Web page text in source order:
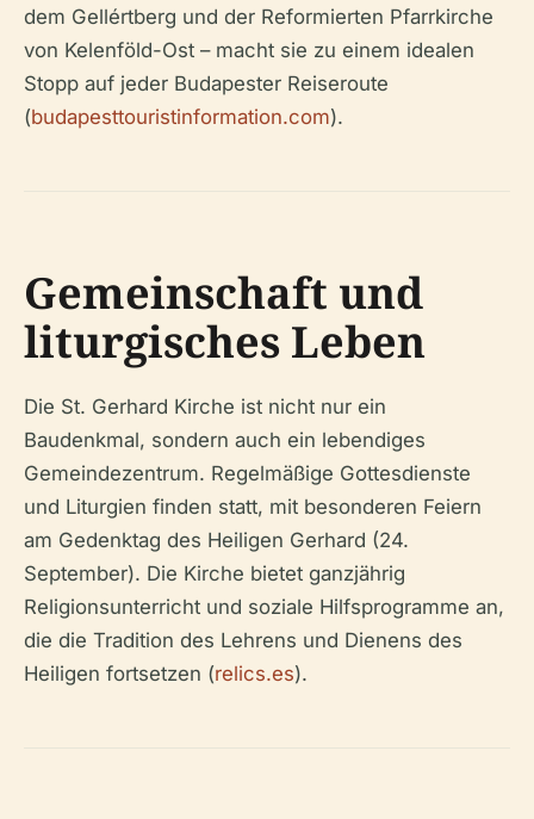
dem Gellértberg und der Reformierten Pfarrkirche
von Kelenföld-Ost – macht sie zu einem idealen
Stopp auf jeder Budapester Reiseroute
(budapesttouristinformation.com).
Gemeinschaft und
liturgisches Leben
Die St. Gerhard Kirche ist nicht nur ein
Baudenkmal, sondern auch ein lebendiges
Gemeindezentrum. Regelmäßige Gottesdienste
und Liturgien finden statt, mit besonderen Feiern
am Gedenktag des Heiligen Gerhard (24.
September). Die Kirche bietet ganzjährig
Religionsunterricht und soziale Hilfsprogramme an,
die die Tradition des Lehrens und Dienens des
Heiligen fortsetzen (relics.es).